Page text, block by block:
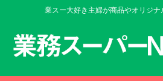
業スー大好き主婦が商品やオリジ